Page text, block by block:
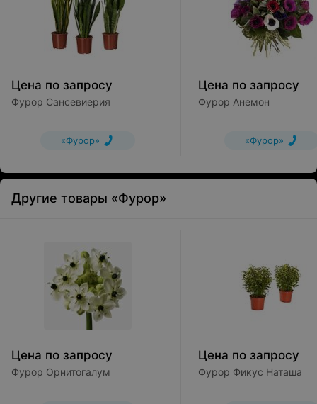
Цена по запросу
Фурор Сансевиерия
«Фурор»
Цена по запросу
Фурор Анемон
«Фурор»
Другие товары «Фурор»
Цена по запросу
Фурор Орнитогалум
Цена по запросу
Фурор Фикус Наташа